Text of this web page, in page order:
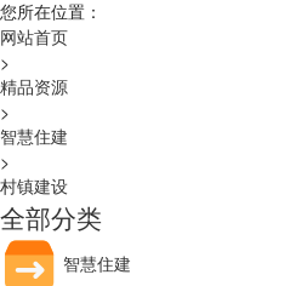
您所在位置：
网站首页
>
精品资源
>
智慧住建
>
村镇建设
全部分类
智慧住建